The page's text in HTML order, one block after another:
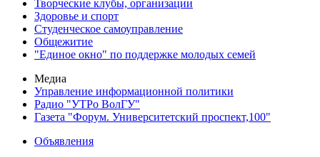
Творческие клубы, организации
Здоровье и спорт
Студенческое самоуправление
Общежитие
"Единое окно" по поддержке молодых семей
Медиа
Управление информационной политики
Радио "УТРо ВолГУ"
Газета "Форум. Университетский проспект,100"
Объявления